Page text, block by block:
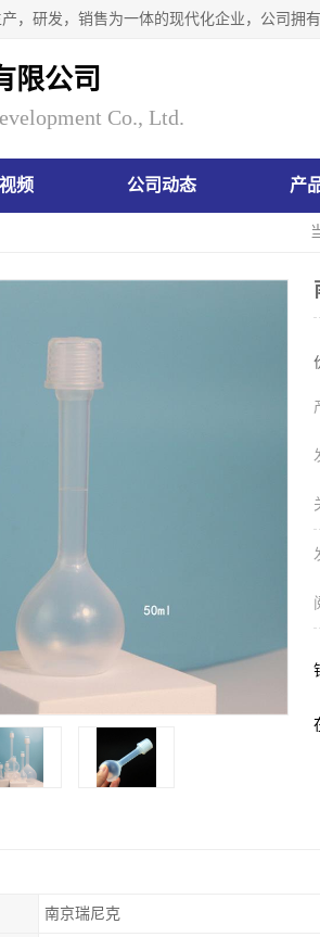
限公司
Co., Ltd.
频 公司动态 产
南京瑞尼克